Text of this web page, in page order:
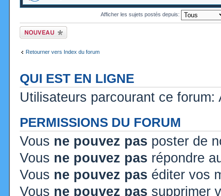
Afficher les sujets postés depuis:
Ecrire un nouveau
sujet
Retourner vers Index du forum
QUI EST EN LIGNE
Utilisateurs parcourant ce
PERMISSIONS DU FORUM
Vous ne pouvez pas poster de
Vous ne pouvez pas répondre
Vous ne pouvez pas éditer vos
Vous ne pouvez pas supprimer